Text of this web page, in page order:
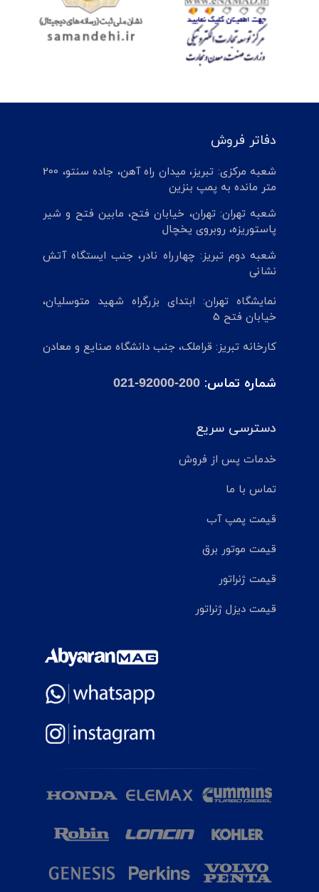
دفاتر فروش
شعبه مرکزی: تبریز، میدان راه آهن، جاده سنتو، 200
متر مانده به پمپ بنزین
شعبه تهران: تهران، خیابان فتح، مابین فتح و شیر
پاستوریزه، روبروی یخچال
شعبه دوم تبریز: چهارراه نادر، جنب ایستگاه آتش
نشانی
نمایشگاه تهران: ابتدای بزرگراه شهید متوسلیان،
خیابان فتح 5
کارخانه تبریز: قراملک، جنب دانشگاه صنایع و معادن
شماره تماس: 021-92000-200
دسترسی سریع
خدمات پس از فروش
تماس با ما
قیمت پمپ آب
قیمت موتور برق
قیمت ژنراتور
قیمت دیزل ژنراتور